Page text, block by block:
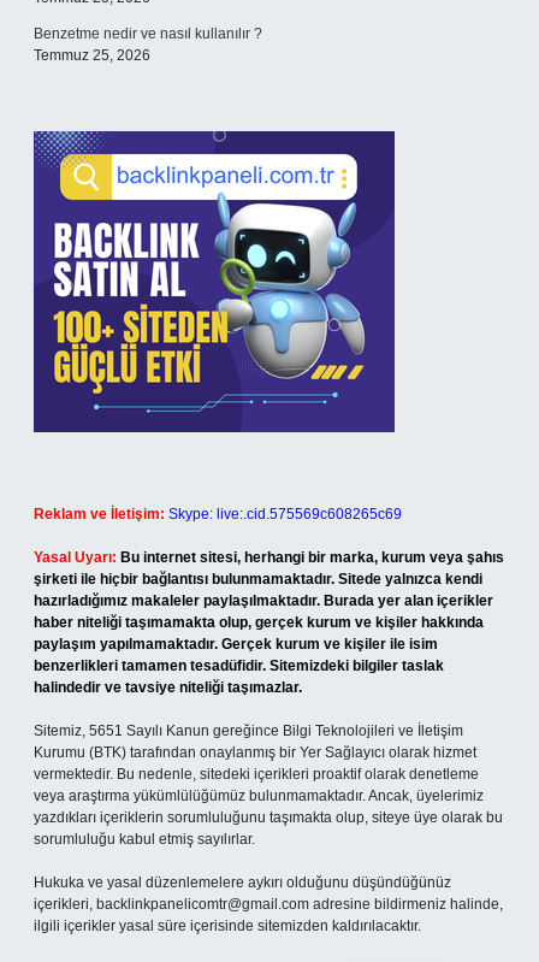
Benzetme nedir ve nasıl kullanılır ?
Temmuz 25, 2026
Reklam ve İletişim: Skype: live:.cid.575569c608265c69
Yasal Uyarı: Bu internet sitesi, herhangi bir marka, kurum veya şahıs
şirketi ile hiçbir bağlantısı bulunmamaktadır. Sitede yalnızca kendi
hazırladığımız makaleler paylaşılmaktadır. Burada yer alan içerikler
haber niteliği taşımamakta olup, gerçek kurum ve kişiler hakkında
paylaşım yapılmamaktadır. Gerçek kurum ve kişiler ile isim
benzerlikleri tamamen tesadüfidir. Sitemizdeki bilgiler taslak
halindedir ve tavsiye niteliği taşımazlar.
Sitemiz, 5651 Sayılı Kanun gereğince Bilgi Teknolojileri ve İletişim
Kurumu (BTK) tarafından onaylanmış bir Yer Sağlayıcı olarak hizmet
vermektedir. Bu nedenle, sitedeki içerikleri proaktif olarak denetleme
veya araştırma yükümlülüğümüz bulunmamaktadır. Ancak, üyelerimiz
yazdıkları içeriklerin sorumluluğunu taşımakta olup, siteye üye olarak bu
sorumluluğu kabul etmiş sayılırlar.
Hukuka ve yasal düzenlemelere aykırı olduğunu düşündüğünüz
içerikleri, backlinkpanelicomtr@gmail.com adresine bildirmeniz halinde,
ilgili içerikler yasal süre içerisinde sitemizden kaldırılacaktır.